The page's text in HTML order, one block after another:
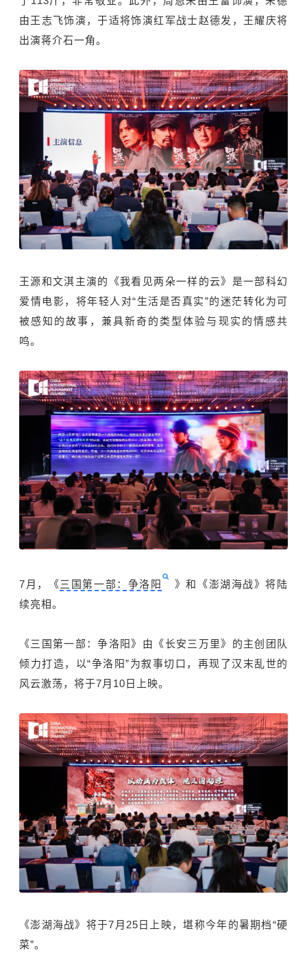
由王志飞饰演，于适将饰演红军战士赵德发，王耀庆将
出演蒋介石一角。
王源和文淇主演的《我看见两朵一样的云》是一部科幻
爱情电影，将年轻人对“生活是否真实”的迷茫转化为可
被感知的故事，兼具新奇的类型体验与现实的情感共
鸣。
7月，《三国第一部：争洛阳
》和《澎湖海战》将陆
续亮相。
《三国第一部：争洛阳》由《长安三万里》的主创团队
倾力打造，以“争洛阳”为叙事切口，再现了汉末乱世的
风云激荡，将于7月10日上映。
《澎湖海战》将于7月25日上映，堪称今年的暑期档“硬
菜”。